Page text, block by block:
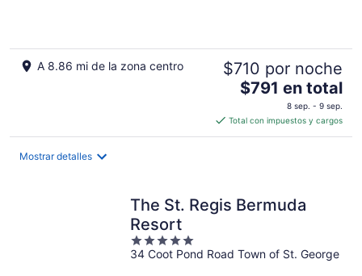
A 8.86 mi de la zona centro $710 por noche
El
es
de
por
noche
$791 en total
8 sep. - 9 sep.
Total con impuestos y cargos
Mostrar detalles
The St. Regis Bermuda
Resort
5
out
34 Coot Pond Road Town of St. George